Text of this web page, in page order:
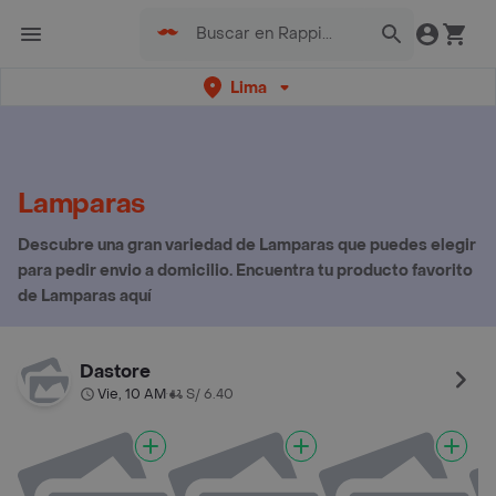
Lima
Lamparas
Descubre una gran variedad de Lamparas que puedes elegir
para pedir envio a domicilio. Encuentra tu producto favorito
de Lamparas aquí
Dastore
Vie, 10 AM• S/ 6.40